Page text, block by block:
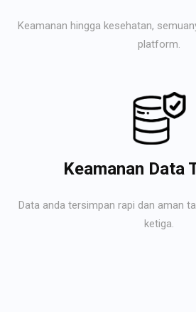
Keamanan hingga kesehatan,
platform.
Keamanan Data
Data anda tersimpan rapi dan aman
ketiga.